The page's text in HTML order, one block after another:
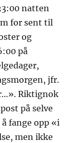
natten
for sent til
og
på
jfr.
Riktignok
på selve
fange opp «i
men ikke